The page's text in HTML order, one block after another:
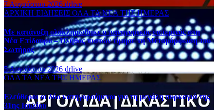
7 Αυγούστου 2026drlive
ΑΡΧΙΚΗ ΕΙΔΗΣΕΙΣ ΟΛΑ ΤΑ ΝΕΑ ΤΗΣ ΗΜΕΡΑΣ
Με κατάνυξη ολοκληρώθηκε ο πανηγυρικός εσπερινός στη
Νέα Επίδαυρο – Πλήθος πιστών τίμησε τη Μεταμόρφωση του
Σωτήρος
5 Αυγούστου 2026 drlive
ΟΛΑ ΤΑ ΝΕΑ ΤΗΣ ΗΜΕΡΑΣ
Ελεύθεροι οι δύο κατηγορούμενοι για τη μεγάλη πυρκαγιά της
31ης Ιουλίου